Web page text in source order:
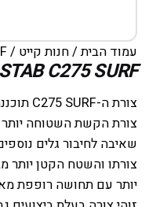
עמוד הבית/חנות קייט / STAB C275 SURF
STAB C275 SURF
צורת ה-C275 SURF תוכננה במיוחד עבור גילוף ושאיבה.
צורת הקשת השטוחה יותר
שאיבה לחיבור גלים
צורתו והשטח הקטן יותר
יותר עם תחושה רופפת